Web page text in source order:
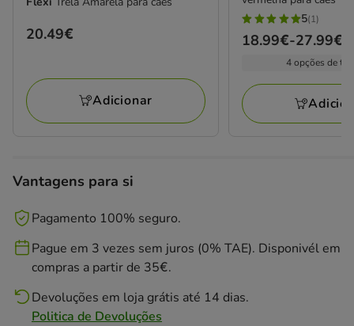
Preço
20.49€
Adicionar
5
estrelas
1
avaliações
5(1)
Preço
a
27.99€
18.99€-27.99€
4 opções de
Vantagens para si
Pagamento 100% seguro.
Pague em 3 vezes sem juros (0% TAE). Disponivél em
compras a partir de 35€.
Devoluções em loja grátis até 14 dias.
Politica de Devoluções